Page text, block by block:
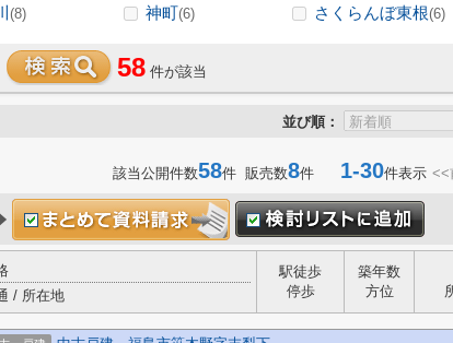
(8) 神町(6) さくらんぼ東根(6)
58 件が該当
並び順：
該当公開件数58件 販売数8件 1-30件表示 <<
/ 所在地
駅徒歩
停歩
築年数
方位